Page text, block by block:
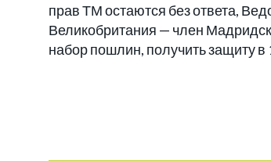
прав ТМ остаются без ответа,
Великобритания — член
набор пошлин, получить защиту